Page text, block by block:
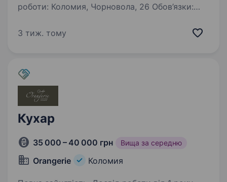
роботи: Коломия, Чорновола, 26 Обов’язки:
та стандартами компанії Дотримання вимог
3 тиж. тому
Кухар
35 000 – 40 000 грн Вища за середню
Orangerie Коломия